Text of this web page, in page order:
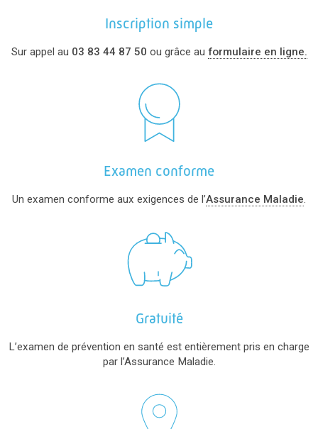
Inscription simple
Sur appel au 03 83 44 87 50 ou grâce au formulaire en ligne.
Examen conforme
Un examen conforme aux exigences de l’Assurance Maladie.
Gratuité
L’examen de prévention en santé est entièrement pris en charge
par l’Assurance Maladie.